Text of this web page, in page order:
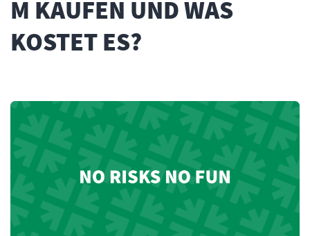
M KAUFEN UND WAS
KOSTET ES?